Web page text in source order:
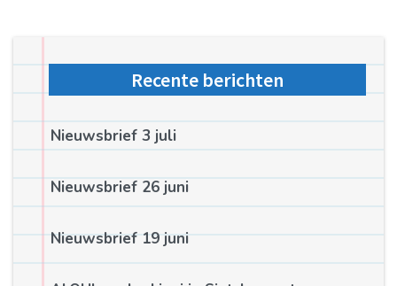
Recente berichten
Nieuwsbrief 3 juli
Nieuwsbrief 26 juni
Nieuwsbrief 19 juni